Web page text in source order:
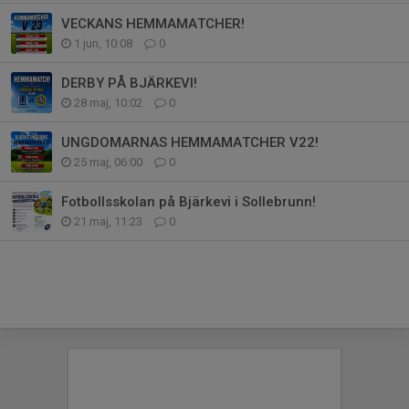
VECKANS HEMMAMATCHER!
1 jun, 10:08 0
DERBY PÅ BJÄRKEVI!
28 maj, 10:02 0
UNGDOMARNAS HEMMAMATCHER V22!
25 maj, 06:00 0
Fotbollsskolan på Bjärkevi i Sollebrunn!
21 maj, 11:23 0